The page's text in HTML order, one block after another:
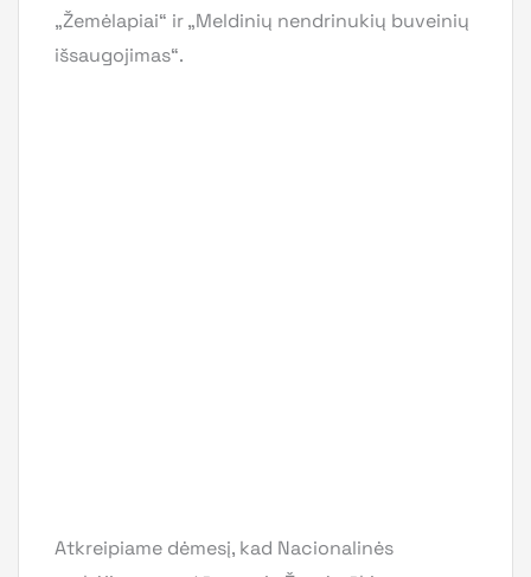
„Žemėlapiai“ ir „Meldinių nendrinukių buveinių
išsaugojimas“.